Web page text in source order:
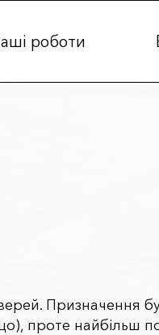
роботи
Призначення
проте найбільш